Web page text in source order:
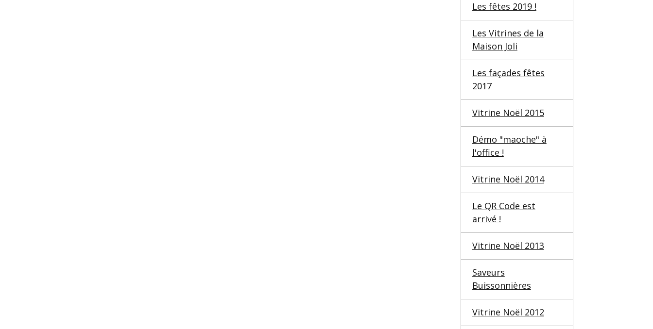
Les fêtes 2019 !
Les Vitrines de la
Maison Joli
Les façades fêtes
2017
Vitrine Noël 2015
Démo "maoche" à
l'office !
Vitrine Noël 2014
Le QR Code est
arrivé !
Vitrine Noël 2013
Saveurs
Buissonnières
Vitrine Noël 2012